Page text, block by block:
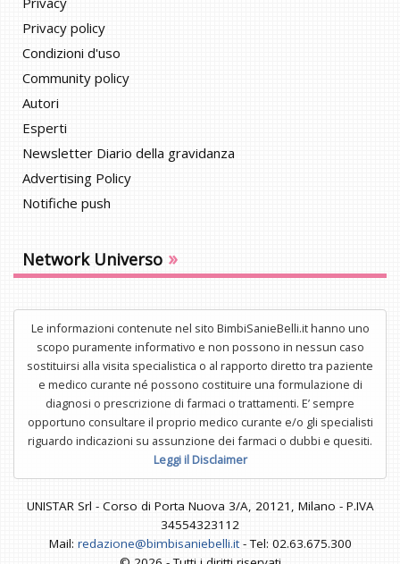
Privacy policy
Condizioni d'uso
Community policy
Autori
Esperti
Newsletter Diario della gravidanza
Advertising Policy
Notifiche push
Network Universo »
Le informazioni contenute nel sito BimbiSanieBelli.it hanno uno
scopo puramente informativo e non possono in nessun caso
sostituirsi alla visita specialistica o al rapporto diretto tra paziente
e medico curante né possono costituire una formulazione di
diagnosi o prescrizione di farmaci o trattamenti. E’ sempre
opportuno consultare il proprio medico curante e/o gli specialisti
riguardo indicazioni su assunzione dei farmaci o dubbi e quesiti.
Leggi il Disclaimer
UNISTAR Srl - Corso di Porta Nuova 3/A, 20121, Milano - P.IVA
34554323112
Mail: redazione@bimbisaniebelli.it- Tel: 02.63.675.300